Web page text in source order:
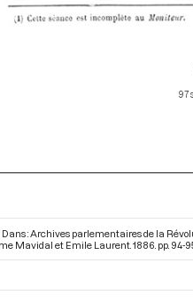
97
: Archives parlementaires de la
Mavidal et Emile Laurent. 1886. pp. 94-